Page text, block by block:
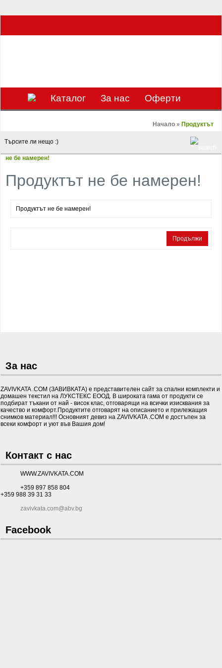
Каталог За нас Оферти
Начало » Продуктът
не бе намерен!
Продуктът не бе намерен!
Продуктът не бе намерен!
Продължи
За нас
ZAVIVKATA .COM (ЗАВИВКАТА) е представителен сайт за спални комплекти и
домашен текстил на ЛУКСТЕКС ЕООД. В широката гама от продукти се
подбират тъкани от най - висок клас, отговарящи на всички изисквания за
качество и комфорт.Продуктите отговарят на описанието и прилежащия
снимков материал!!! Основният девиз на ZAVIVKATA .COM е достъпен за
всеки комфорт и уют във Вашия дом!
Контакт с нас
WWW.ZAVIVKATA.COM
+359 897 858 804
+359 988 39 31 33
zavivkata.com@abv.bg
Facebook